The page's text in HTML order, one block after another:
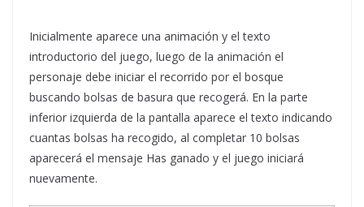
Inicialmente aparece una animación y el texto
introductorio del juego, luego de la animación el
personaje debe iniciar el recorrido por el bosque
buscando bolsas de basura que recogerá. En la parte
inferior izquierda de la pantalla aparece el texto indicando
cuantas bolsas ha recogido, al completar 10 bolsas
aparecerá el mensaje Has ganado y el juego iniciará
nuevamente.